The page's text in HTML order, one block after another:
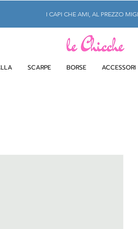
I CAPI CHE AMI, AL PREZZO
SCARPE BORSE ACCESSORI